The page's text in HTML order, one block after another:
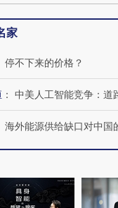
家
停不下来的价格？
： 中美人工智能竞争：道
海外能源供给缺口对中国